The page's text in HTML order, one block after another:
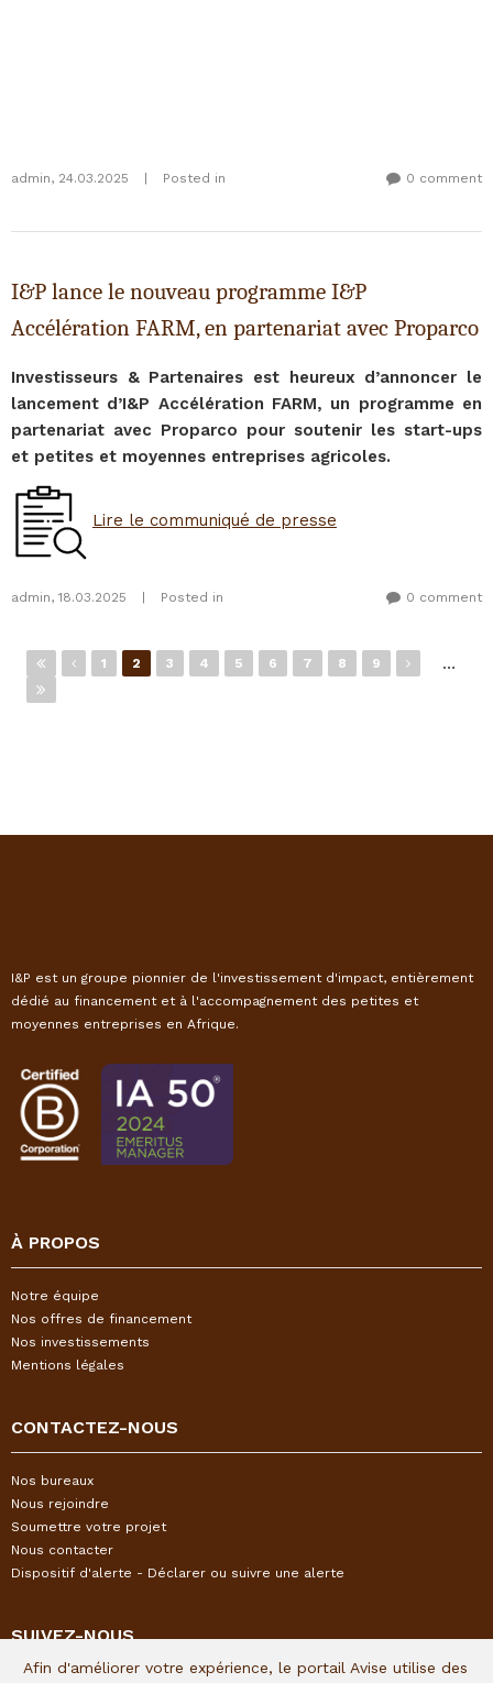
admin, 24.03.2025 Posted in 0 comment
I&P lance le nouveau programme I&P
Accélération FARM, en partenariat avec Proparco
Investisseurs & Partenaires est heureux d’annoncer le
lancement d’I&P Accélération FARM, un programme en
partenariat avec Proparco pour soutenir les start-ups
et petites et moyennes entreprises agricoles.
Lire le communiqué de presse
admin, 18.03.2025 Posted in 0 comment
Pages
1 2 3 4 5 6 7 8 9 …
I&P est un groupe pionnier de l'investissement d'impact, entièrement
dédié au financement et à l'accompagnement des petites et
moyennes entreprises en Afrique.
À PROPOS
Notre équipe
Nos offres de financement
Nos investissements
Mentions légales
CONTACTEZ-NOUS
Nos bureaux
Nous rejoindre
Soumettre votre projet
Nous contacter
Dispositif d'alerte - Déclarer ou suivre une alerte
SUIVEZ-NOUS
Afin d'améliorer votre expérience, le portail Avise utilise des